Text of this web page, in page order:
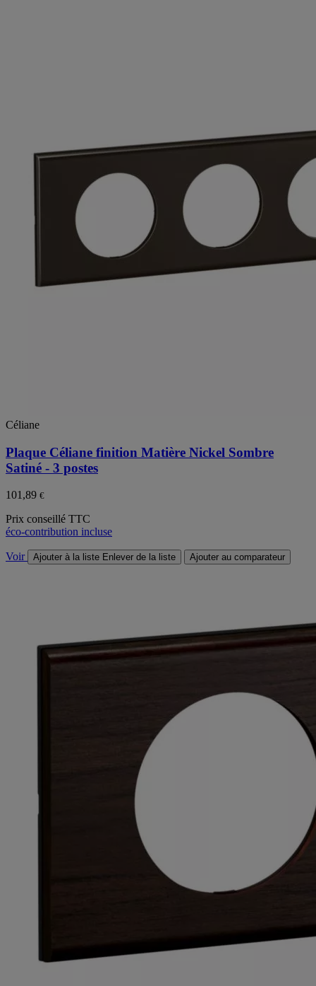
Céliane
Plaque Céliane finition Matière Nickel Sombre
Satiné - 3 postes
101,89 €
Prix conseillé TTC
éco-contribution incluse
Voir Ajouter à la liste Enlever de la liste Ajouter au comparateur